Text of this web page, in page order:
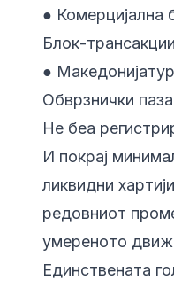
● Комерцијална
Блок-трансакции
●
Обврзнички
Не беа
И покрај
ликвидни
редовниот
умереното
Единствената